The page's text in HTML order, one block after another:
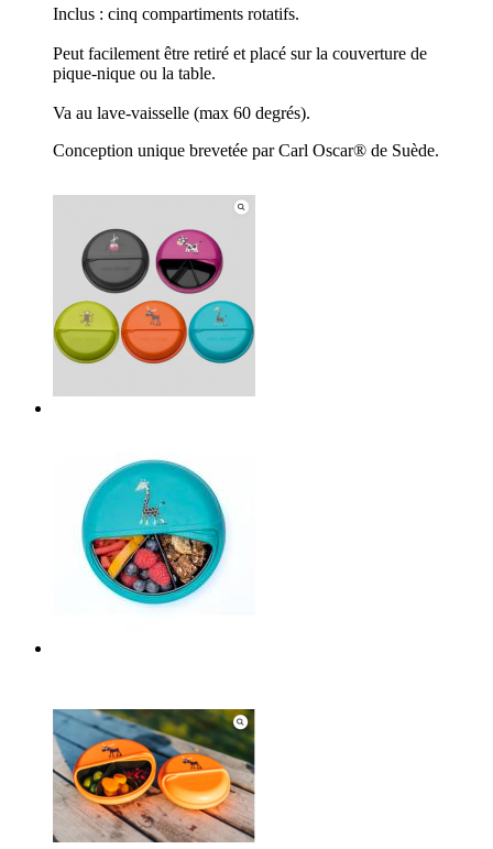
Inclus : cinq compartiments rotatifs.
Peut facilement être retiré et placé sur la couverture de
pique-nique ou la table.
Va au lave-vaisselle (max 60 degrés).
Conception unique brevetée par Carl Oscar® de Suède.